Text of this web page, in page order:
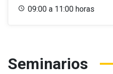
09:00 a 11:00 horas
Seminarios